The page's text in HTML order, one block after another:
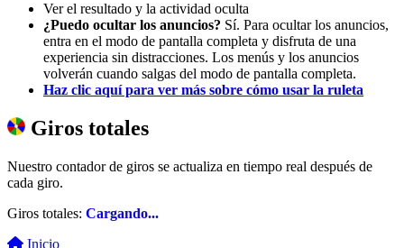
Ver el resultado y la actividad oculta
¿Puedo ocultar los anuncios? Sí. Para ocultar los anuncios,
entra en el modo de pantalla completa y disfruta de una
experiencia sin distracciones. Los menús y los anuncios
volverán cuando salgas del modo de pantalla completa.
Haz clic aquí para ver más sobre cómo usar la ruleta
Giros totales
Nuestro contador de giros se actualiza en tiempo real después de
cada giro.
Giros totales: Cargando...
Inicio